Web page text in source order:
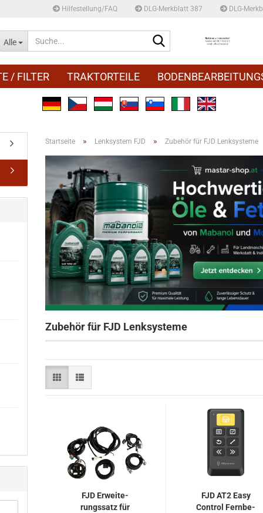
Hilfestellung/FAQ DLG-Merkblatt 387 DLG-
Alle
/ FILTER TRAKTORTEILE
Startseite » Lenksystem FJD » Zubehör für FJD Lenksysteme
Zubehör für FJD Lenksysteme
FJD Er­wei­te­
rungs­satz für
FJD AT2 Easy
Con­trol Fern­be­